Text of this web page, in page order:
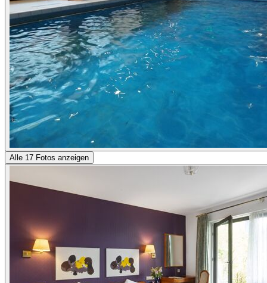
Alle 17 Fotos anzeigen